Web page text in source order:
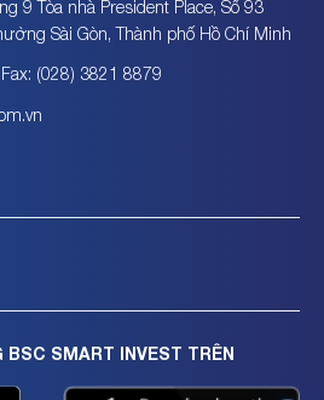
9 Tòa nhà President Place, Số 93
Sài Gòn, Thành phố Hồ Chí Minh
(028) 3821 8879
BSC SMART INVEST TRÊN